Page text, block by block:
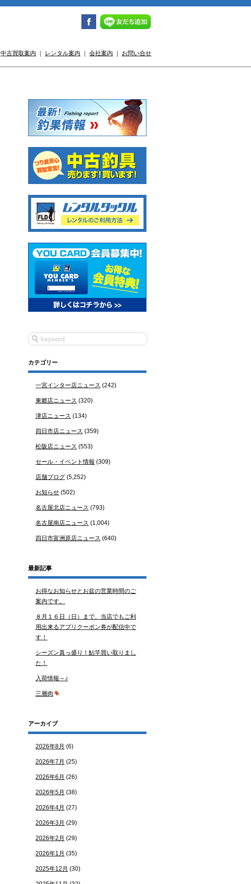
中古買取案内 レンタル案内 会社案内 お問い合せ
カテゴリー
一宮インター店ニュース (242)
東郷店ニュース (320)
津店ニュース (134)
四日市店ニュース (359)
松阪店ニュース (553)
セール・イベント情報 (309)
店舗ブログ (5,252)
お知らせ (502)
名古屋北店ニュース (793)
名古屋南店ニュース (1,004)
四日市富洲原店ニュース (640)
最新記事
お得なお知らせとお盆の営業時間のご
案内です。
８月１６日（日）まで、当店でもご利
用出来るアプリクーポン券が配信中で
す！
シーズン真っ盛り！鮎竿買い取りまし
た！
入荷情報～♪
三層肉
アーカイブ
2026年8月 (6)
2026年7月 (25)
2026年6月 (26)
2026年5月 (38)
2026年4月 (27)
2026年3月 (29)
2026年2月 (29)
2026年1月 (35)
2025年12月 (30)